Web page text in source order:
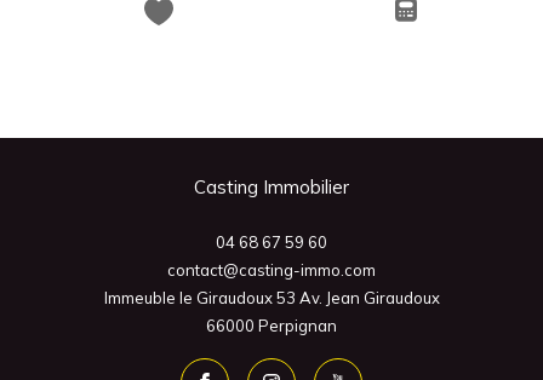
Casting Immobilier
04 68 67 59 60
contact@casting-immo.com
Immeuble le Giraudoux 53 Av. Jean Giraudoux
66000
Perpignan